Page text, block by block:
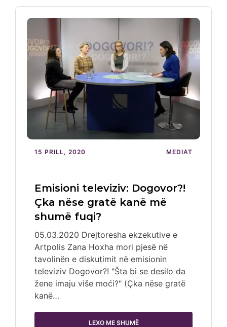
15 PRILL, 2020 MEDIAT
Emisioni televiziv: Dogovor?!
Çka nëse gratë kanë më
shumë fuqi?
05.03.2020 Drejtoresha ekzekutive e
Artpolis Zana Hoxha mori pjesë në
tavolinën e diskutimit në emisionin
televiziv Dogovor?! "Šta bi se desilo da
žene imaju više moći?" (Çka nëse gratë
kanë…
LEXO ME SHUMË